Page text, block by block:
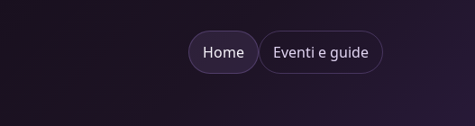
Home Eventi e guide